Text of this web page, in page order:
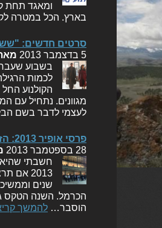
ומאגד תחת
בארץ. הכל במטרה
סרטים חדשים:
5 בדצמבר 2013
בשבוע שעבר
לכמות
הקולנוע
מגוונים. נתחיל עם
לעצמי לדבר בשם
פרסי אופיר 2013: הזוכים, הזוכות, והטקס
28 בספטמבר 2013
2013
שנים
הוסבר… להמשך